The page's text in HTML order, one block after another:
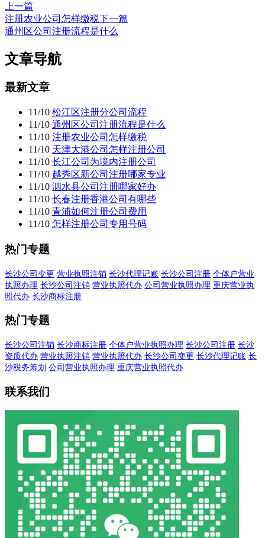
上一篇
注册农业公司怎样缴税下一篇
通州区公司注册流程是什么
文章导航
最新文章
11/10 松江区注册分公司流程
11/10 通州区公司注册流程是什么
11/10 注册农业公司怎样缴税
11/10 天津大港公司怎样注册公司
11/10 长江公司为境内注册公司
11/10 越秀区新公司注册哪家专业
11/10 泗水县公司注册哪家好办
11/10 长春注册香港公司有哪些
11/10 青浦如何注册公司费用
11/10 怎样注册公司专用号码
热门专题
长沙公司变更 营业执照注销 长沙代理记账 长沙公司注册 个体户营业
执照办理 长沙公司注销 营业执照代办 公司营业执照办理 重庆营业执
照代办 长沙商标注册
热门专题
长沙公司注销 长沙商标注册 个体户营业执照办理 长沙公司注册 长沙
资质代办 营业执照注销 营业执照代办 长沙公司变更 长沙代理记账 长
沙税务筹划 公司营业执照办理 重庆营业执照代办
联系我们